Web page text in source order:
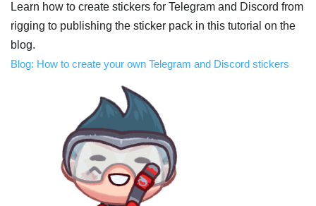
Learn how to create stickers for Telegram and Discord from
rigging to publishing the sticker pack in this tutorial on the
blog.
Blog: How to create your own Telegram and Discord stickers